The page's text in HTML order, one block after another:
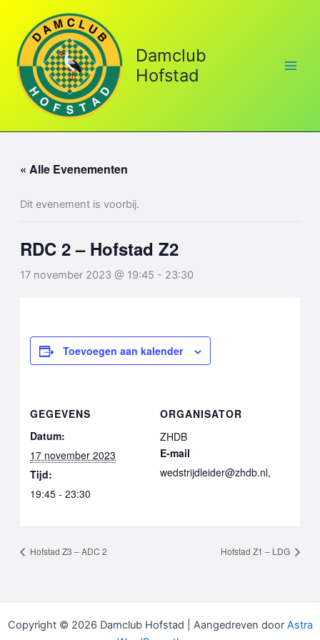
inhoud
Damclub
Hofstad
« Alle Evenementen
Dit evenement is voorbij.
RDC 2 – Hofstad Z2
17 november 2023 @ 19:45 - 23:30
Toevoegen aan kalender
GEGEVENS
Datum:
17 november 2023
Tijd:
19:45 - 23:30
ORGANISATOR
ZHDB
E-mail
wedstrijdleider@zhdb.nl,
Hofstad Z3 – ADC 2 Hofstad Z1 – LDG
Copyright © 2026 Damclub Hofstad | Aangedreven door Astra